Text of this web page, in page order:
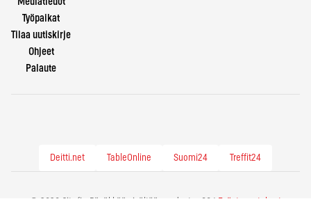
Työpaikat
Tilaa uutiskirje
Ohjeet
Palaute
Deitti.net TableOnline Suomi24 Treffit24